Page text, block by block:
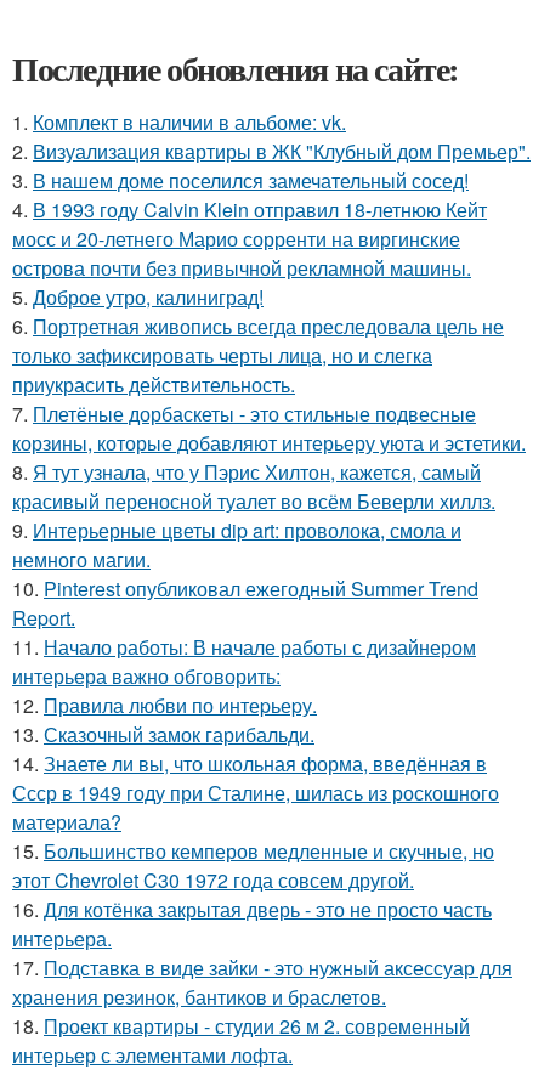
Последние обновления на сайте:
1. Комплект в наличии в альбоме: vk.
2. Визуализация квартиры в ЖК "Клубный дом Премьер".
3. В нашем доме поселился замечательный сосед!
4. В 1993 году Calvin Klein отправил 18-летнюю Кейт
мосс и 20-летнего Марио сорренти на виргинские
острова почти без привычной рекламной машины.
5. Доброе утро, калиниград!
6. Портретная живопись всегда преследовала цель не
только зафиксировать черты лица, но и слегка
приукрасить действительность.
7. Плетёные дорбаскеты - это стильные подвесные
корзины, которые добавляют интерьеру уюта и эстетики.
8. Я тут узнала, что у Пэрис Хилтон, кажется, самый
красивый переносной туалет во всём Беверли хиллз.
9. Интерьерные цветы dip art: проволока, смола и
немного магии.
10. Pinterest опубликовал ежегодный Summer Trend
Report.
11. Начало работы: В начале работы с дизайнером
интерьера важно обговорить:
12. Правила любви по интеpьеpу.
13. Сказочный замок гарибальди.
14. Знаете ли вы, что школьная форма, введённая в
Ссср в 1949 году при Сталине, шилась из роскошного
материала?
15. Большинство кемперов медленные и скучные, но
этот Chevrolet C30 1972 года совсем другой.
16. Для котёнка закрытая дверь - это не просто часть
интерьера.
17. Подставка в виде зайки - это нужный аксессуар для
хранения резинок, бантиков и браслетов.
18. Проект квартиры - студии 26 м 2. современный
интерьер с элементами лофта.